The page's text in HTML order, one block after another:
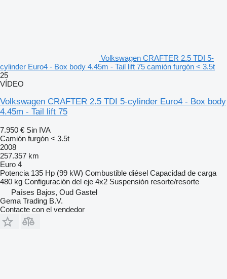
Volkswagen CRAFTER 2.5 TDI 5-
cylinder Euro4 - Box body 4.45m - Tail lift 75 camión furgón < 3.5t
25
VÍDEO
Volkswagen CRAFTER 2.5 TDI 5-cylinder Euro4 - Box body
4.45m - Tail lift 75
7.950 € Sin IVA
Camión furgón < 3.5t
2008
257.357 km
Euro 4
Potencia 135 Hp (99 kW) Combustible diésel Capacidad de carga
480 kg Configuración del eje 4x2 Suspensión resorte/resorte
Países Bajos, Oud Gastel
Gema Trading B.V.
Contacte con el vendedor